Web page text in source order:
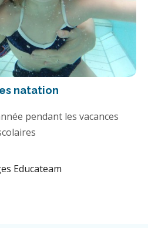
natation
pendant les vacances